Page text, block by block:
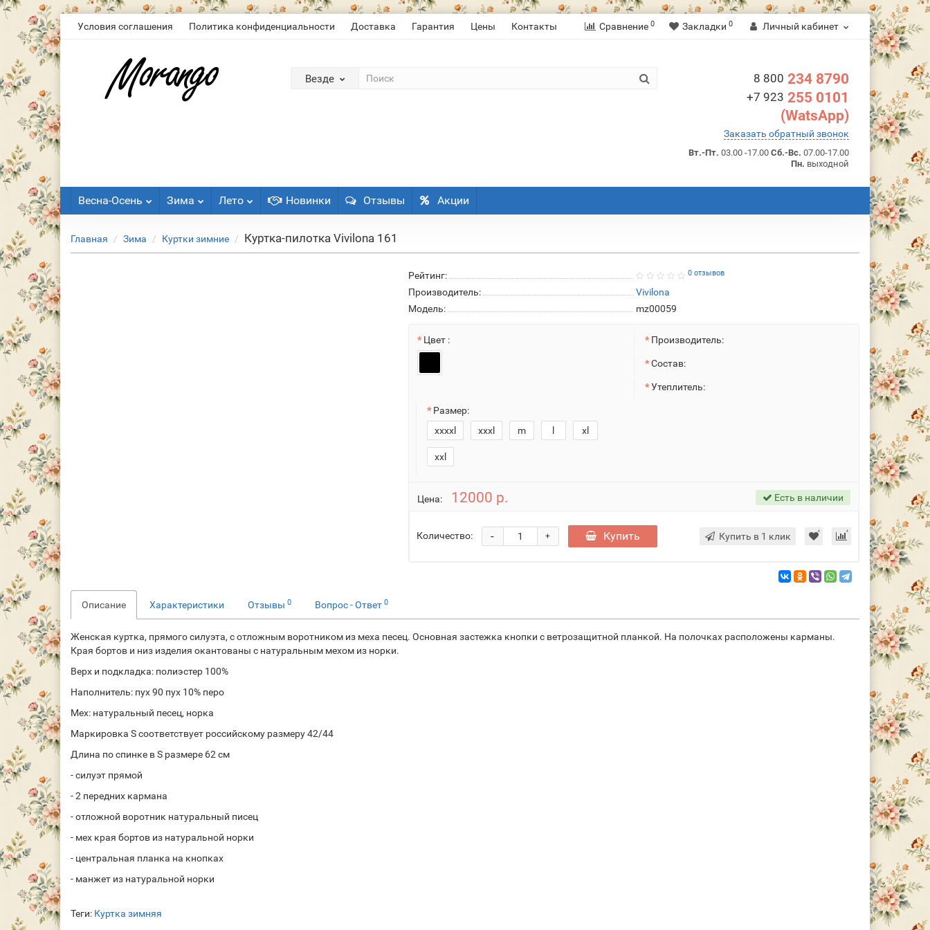
Условия соглашения Политика конфиденциальности Доставка Гарантия Цены Контакты Сравнение 0 Закладки 0 Личный кабинет
Везде 8 800 234 8790
+7 923 255 0101
(WatsApp)
Заказать обратный звонок
Вт.-Пт. 03.00 -17.00 Сб.-Вс. 07.00-17.00
Пн. выходной
Весна-Осень Зима Лето Новинки Отзывы Акции
Главная Зима Куртки зимние Куртка-пилотка Vivilona 161
Рейтинг: 0 отзывов
Производитель:
Vivilona
Модель:
mz00059
Цвет : Производитель:
Состав:
Утеплитель:
Размер:
xxxxl
xxxl m xl
xxl
Цена: 12000 р. Есть в наличии
Количество: +
- Купить Купить в 1 клик
Описание Характеристики Отзывы 0 Вопрос - Ответ 0
Женская куртка, прямого силуэта, с отложным воротником из меха песец. Основная застежка кнопки с ветрозащитной планкой. На полочках расположены карманы.
Края бортов и низ изделия окантованы с натуральным мехом из норки.
Верх и подкладка: полиэстер 100%
Наполнитель: пух 90 пух 10% перо
Мех: натуральный песец, норка
Маркировка S соответствует российскому размеру 42/44
Длина по спинке в S размере 62 см
- силуэт прямой
- 2 передних кармана
- отложной воротник натуральный писец
- мех края бортов из натуральной норки
- центральная планка на кнопках
- манжет из натуральной норки
Теги: Куртка зимняя